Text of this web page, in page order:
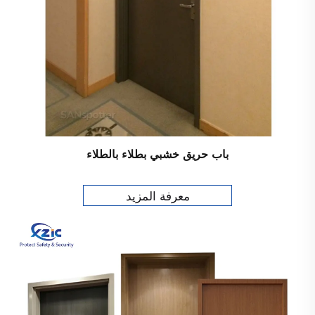
باب حريق خشبي بطلاء بالطلاء
معرفة المزيد